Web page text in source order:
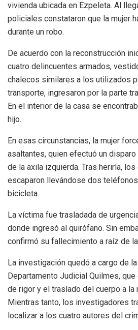
vivienda ubicada en Ezpeleta. Al
policiales constataron que la mujer
durante un robo.
De acuerdo con la reconstrucción
cuatro delincuentes armados,
chalecos similares a los utilizados
transporte, ingresaron por la parte
En el interior de la casa se
hijo.
En esas circunstancias, la mujer
asaltantes, quien efectuó un
de la axila izquierda. Tras herirla,
escaparon llevándose dos
bicicleta.
La víctima fue trasladada de
donde ingresó al quirófano. Sin
confirmó su fallecimiento a raíz de
La investigación quedó a cargo de la
Departamento Judicial Quilmes,
de rigor y el traslado del cuerpo a la
Mientras tanto, los investigadores
localizar a los cuatro autores del